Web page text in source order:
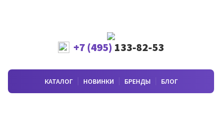
+7 (495) 133-82-53
КАТАЛОГ НОВИНКИ БРЕНДЫ БЛОГ